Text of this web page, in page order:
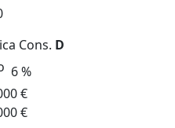
Cons. D
6 %
€
€